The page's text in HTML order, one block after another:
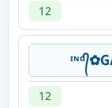
12
12